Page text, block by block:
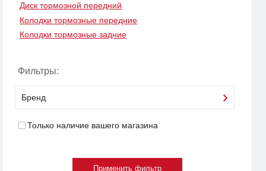
Диск тормозной передний
Колодки тормозные передние
Колодки тормозные задние
Фильтры:
Бренд
Только наличие вашего магазина